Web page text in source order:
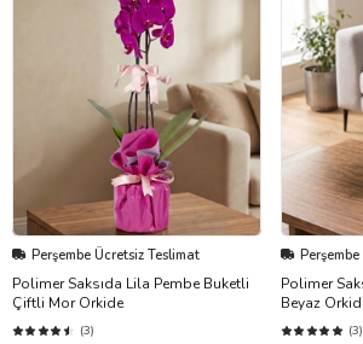
Perşembe Ücretsiz Teslimat
Polimer Saksıda Lila Pembe Buketli
Çiftli Mor Orkide
(3)
Polimer
Beyaz
(3)